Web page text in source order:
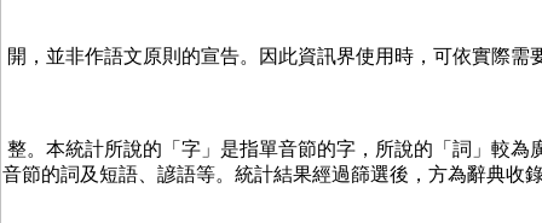
開，並非作語文原則的宣告。因此資訊界使用時，可依實際需
整。本統計所說的「字」是指單音節的字，所說的「詞」較為
音節的詞及短語、諺語等。統計結果經過篩選後，方為辭典收